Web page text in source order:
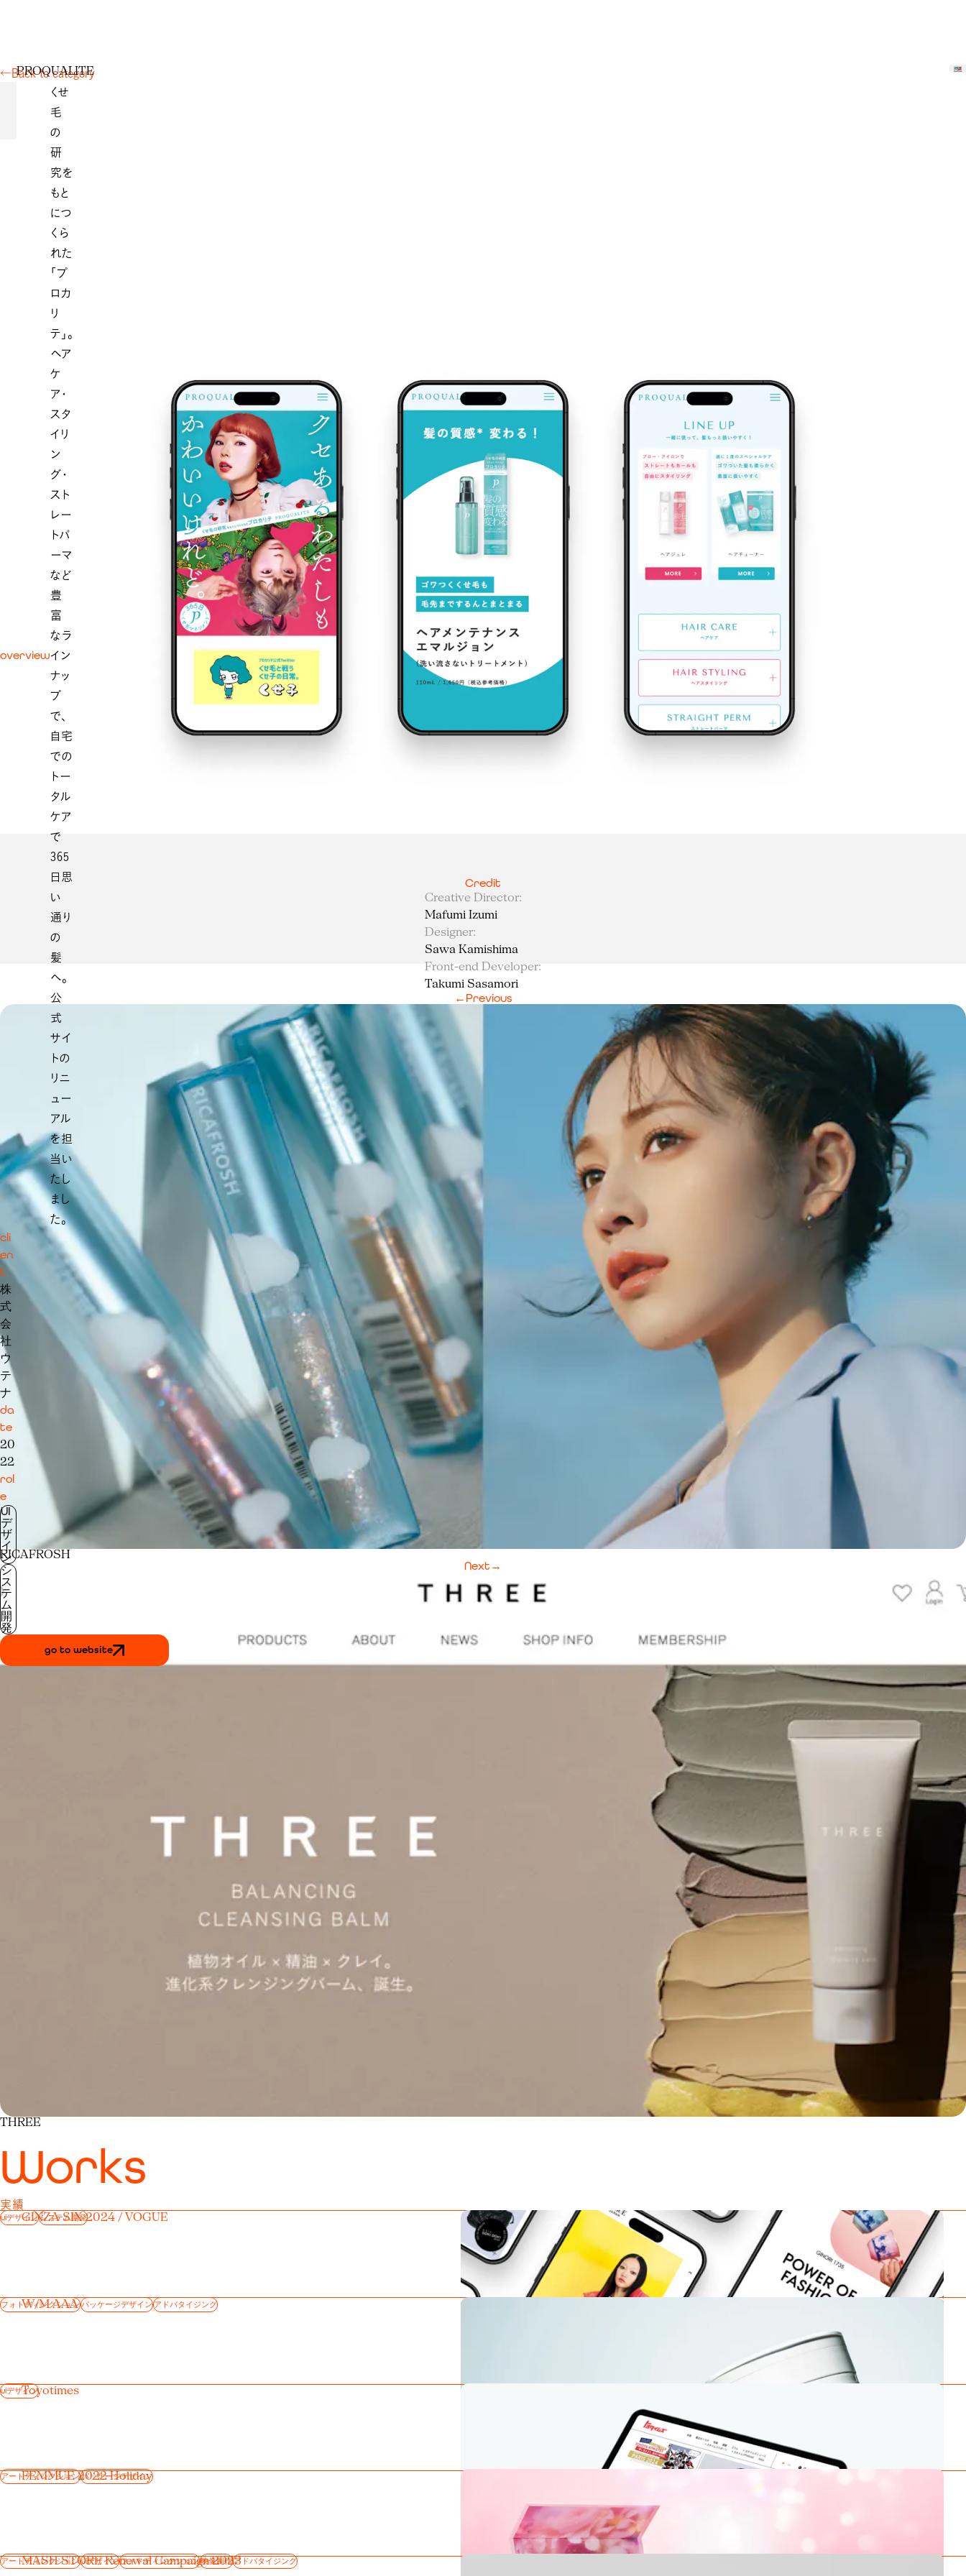
←Back to category
PROQUALITE
overview
くせ
毛
の
研
究を
もと
につ
くら
れた
「プ
ロカ
リ
テ」。
ヘア
ケ
ア・
スタ
イリ
ン
グ・
スト
レー
トパ
ーマ
など
豊
富
なラ
イン
ナッ
プ
で、
自宅
での
トー
タル
ケア
で
365
日思
い
通り
の
髪
へ。
公
式
サイ
トの
リニ
ュー
アル
を担
当い
たし
まし
た。
cli
en
t
株
式
会
社
ウ
テ
ナ
da
te
20
22
rol
e
UI
デ
ザ
イ
ン
シ
ス
テ
ム
開
発
go to website
Credit
Creative Director:
Mafumi Izumi
Designer:
Sawa Kamishima
Front-end Developer:
Takumi Sasamori
Previous
←
RICAFROSH
Next →
THREE
Works
実績
GINZA SIX 2024 / VOGUE
uiデザインシステム開発
W/M AAA
フォトディレクションパッケージデザインアドバタイジング
Toyotimes
uiデザイン
FEMMUE 2022 Holiday
アートディレクションパッケージデザイン
MASH STORE Renewal Campaign 2023
アートディレクションuiデザインフォトディレクション映像制作アドバタイジング